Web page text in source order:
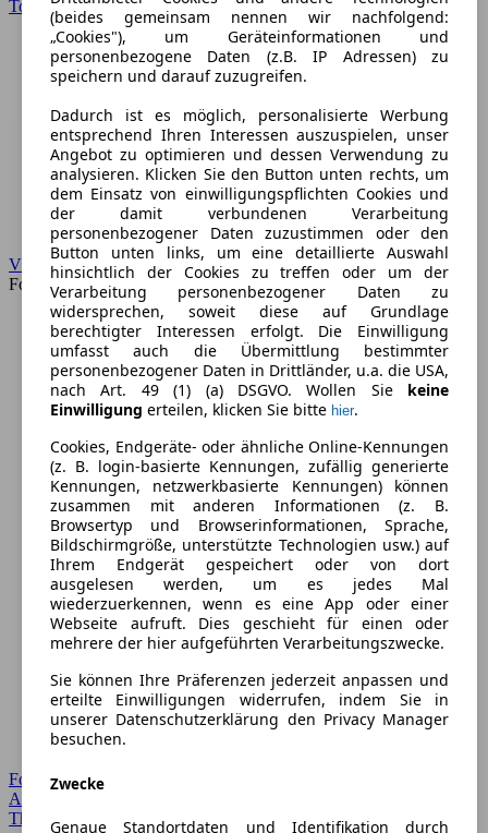
Toyota
VW
Forum
Forum Startseite
Alle Auto-Foren
Themen-Forum
(beides gemeinsam nennen wir nachfolgend:
„Cookies"), um Geräteinformationen und
personenbezogene Daten (z.B. IP Adressen) zu
speichern und darauf zuzugreifen.
Dadurch ist es möglich, personalisierte Werbung
entsprechend Ihren Interessen auszuspielen, unser
Angebot zu optimieren und dessen Verwendung zu
analysieren. Klicken Sie den Button unten rechts, um
dem Einsatz von einwilligungspflichten Cookies und
der damit verbundenen Verarbeitung
personenbezogener Daten zuzustimmen oder den
Button unten links, um eine detaillierte Auswahl
hinsichtlich der Cookies zu treffen oder um der
Verarbeitung personenbezogener Daten zu
widersprechen, soweit diese auf Grundlage
berechtigter Interessen erfolgt. Die Einwilligung
umfasst auch die Übermittlung bestimmter
personenbezogener Daten in Drittländer, u.a. die USA,
nach Art. 49 (1) (a) DSGVO. Wollen Sie keine
Einwilligung erteilen, klicken Sie bitte hier.
Cookies, Endgeräte- oder ähnliche Online-Kennungen
(z. B. login-basierte Kennungen, zufällig generierte
Kennungen, netzwerkbasierte Kennungen) können
zusammen mit anderen Informationen (z. B.
Browsertyp und Browserinformationen, Sprache,
Bildschirmgröße, unterstützte Technologien usw.) auf
Ihrem Endgerät gespeichert oder von dort
ausgelesen werden, um es jedes Mal
wiederzuerkennen, wenn es eine App oder einer
Webseite aufruft. Dies geschieht für einen oder
mehrere der hier aufgeführten Verarbeitungszwecke.
Sie können Ihre Präferenzen jederzeit anpassen und
erteilte Einwilligungen widerrufen, indem Sie in
unserer Datenschutzerklärung den Privacy Manager
besuchen.
Zwecke
Genaue Standortdaten und Identifikation durch